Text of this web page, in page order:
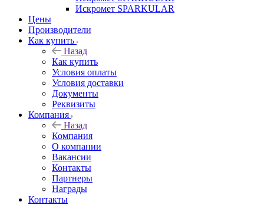
Искромет SPARKULAR
Цены
Производители
Как купить
Назад
Как купить
Условия оплаты
Условия доставки
Документы
Реквизиты
Компания
Назад
Компания
О компании
Вакансии
Контакты
Партнеры
Награды
Контакты